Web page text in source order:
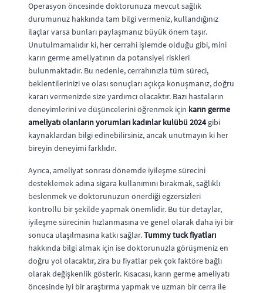
Operasyon öncesinde doktorunuza mevcut sağlık
durumunuz hakkında tam bilgi vermeniz, kullandığınız
ilaçlar varsa bunları paylaşmanız büyük önem taşır.
Unutulmamalıdır ki, her cerrahi işlemde olduğu gibi, mini
karın germe ameliyatının da potansiyel riskleri
bulunmaktadır. Bu nedenle, cerrahınızla tüm süreci,
beklentilerinizi ve olası sonuçları açıkça konuşmanız, doğru
kararı vermenizde size yardımcı olacaktır. Bazı hastaların
deneyimlerini ve düşüncelerini öğrenmek için karın germe
ameliyatı olanların yorumları kadınlar kulübü 2024gibi
kaynaklardan bilgi edinebilirsiniz, ancak unutmayın ki her
bireyin deneyimi farklıdır.
Ayrıca, ameliyat sonrası dönemde iyileşme sürecini
desteklemek adına sigara kullanımını bırakmak, sağlıklı
beslenmek ve doktorunuzun önerdiği egzersizleri
kontrollü bir şekilde yapmak önemlidir. Bu tür detaylar,
iyileşme sürecinin hızlanmasına ve genel olarak daha iyi bir
sonuca ulaşılmasına katkı sağlar.Tummy tuck fiyatları
hakkında bilgi almak için ise doktorunuzla görüşmeniz en
doğru yol olacaktır, zira bu fiyatlar pek çok faktöre bağlı
olarak değişkenlik gösterir. Kısacası, karın germe ameliyatı
öncesinde iyi bir araştırma yapmak ve uzman bir cerra ile